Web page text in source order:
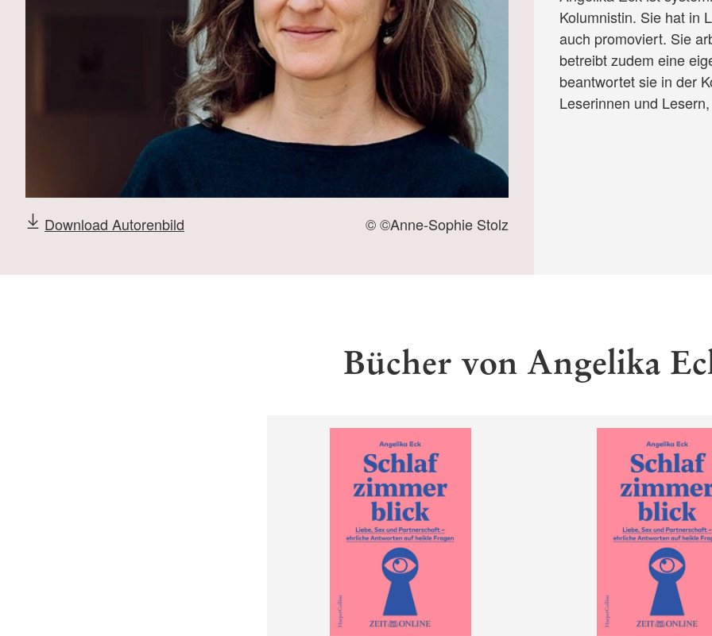
Download Autorenbild © ©Anne-Sophie Stolz
Kolumnistin. Sie hat in
auch promoviert. Sie
betreibt zudem eine
beantwortet sie in der
Leserinnen und
Bücher von Angelika